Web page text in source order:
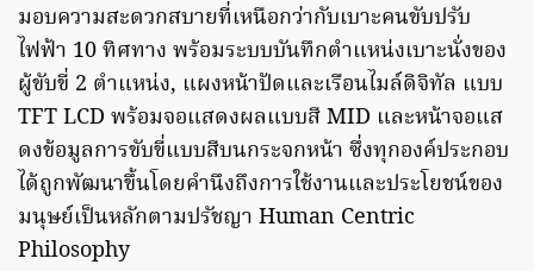
มอบความสะดวกสบายที่เหนือกว่ากับเบาะคนขับปรับ
ไฟฟ้า 10 ทิศทาง พร้อมระบบบันทึกตำแหน่งเบาะนั่งของ
ผู้ขับขี่ 2 ตำแหน่ง, แผงหน้าปัดและเรือนไมล์ดิจิทัล แบบ
TFT LCD พร้อมจอแสดงผลแบบสี MID และหน้าจอแส
ดงข้อมูลการขับขี่แบบสีบนกระจกหน้า ซึ่งทุกองค์ประกอบ
ได้ถูกพัฒนาขึ้นโดยคำนึงถึงการใช้งานและประโยชน์ของ
มนุษย์เป็นหลักตามปรัชญา Human Centric
Philosophy